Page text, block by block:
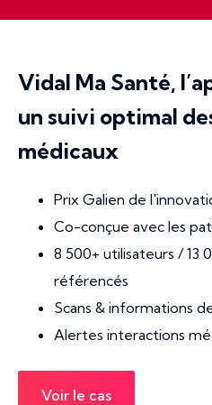
Vidal Ma Santé,
un suivi optimal
médicaux
Prix Galien de
Co-conçue avec les
8 500+ utilisateurs / 13
référencés
Scans & informations
Alertes interactions
Voir le cas